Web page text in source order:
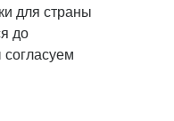
для страны
до